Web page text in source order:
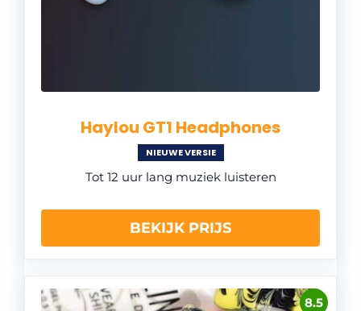
Haylou GT1 Headphones
NIEUWE VERSIE
Tot 12 uur lang muziek luisteren
BEKIJK PRIJS
8.5